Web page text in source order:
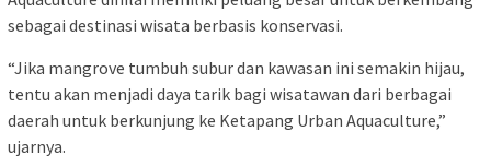
sebagai destinasi wisata berbasis konservasi.
“Jika mangrove tumbuh subur dan kawasan ini semakin hijau,
tentu akan menjadi daya tarik bagi wisatawan dari berbagai
daerah untuk berkunjung ke Ketapang Urban Aquaculture,”
ujarnya.